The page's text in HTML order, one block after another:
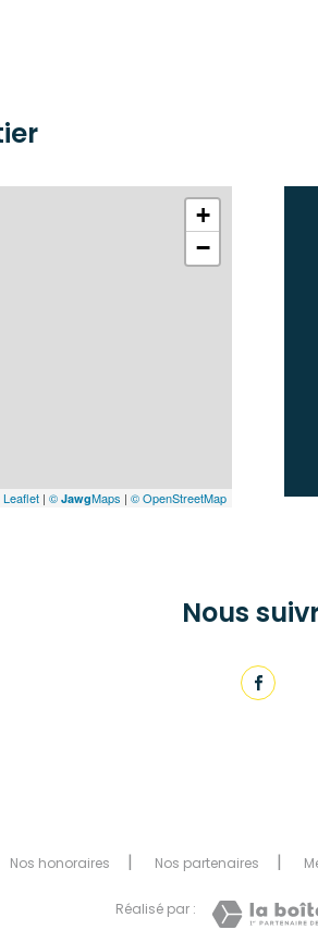
+
−
Leaflet | © JawgMaps | © OpenStreetMap
Nous
Nos honoraires Nos partenaires
Réalisé par :